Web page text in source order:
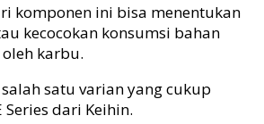
komponen ini bisa menentukan
kecocokan konsumsi bahan
karbu.
satu varian yang cukup
dari Keihin.